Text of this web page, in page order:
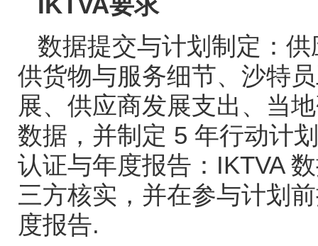
数据提交与计划制定：
供货物与服务细节、沙特
展、供应商发展支出、当
数据，并制定 5 年行动计
认证与年度报告： IKTVA
三方核实，并在参与计划
度报告.